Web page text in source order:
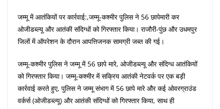
जम्मू में आतंकियों पर कार्रवाई:,जम्मू-कश्मीर पुलिस ने 56 छापेमारी कर
ओजीडब्ल्यू और आतंकी संदिग्धों को गिरफ्तार किया। राजौरी-पुंछ और उधमपुर
जिलों में ऑपरेशन के दौरान आपत्तिजनक सामग्री जब्त की गई।
जम्मू-कश्मीर पुलिस ने जम्मू में 56 छापे मारे, ओजीडब्ल्यू और संदिग्ध आतंकियों
को गिरफ्तार किया। जम्मू-कश्मीर में सक्रिय आतंकी नेटवर्क पर एक बड़ी
कार्रवाई करते हुए, पुलिस ने जम्मू संभाग में 56 छापे मारे और कई ओवरग्राउंड
वर्कर्स (ओजीडब्ल्यू) और आतंकी संदिग्धों को गिरफ्तार किया, साथ ही